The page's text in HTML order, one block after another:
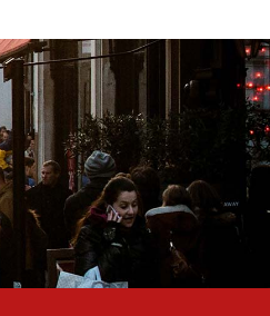
da decisão que anulou marco